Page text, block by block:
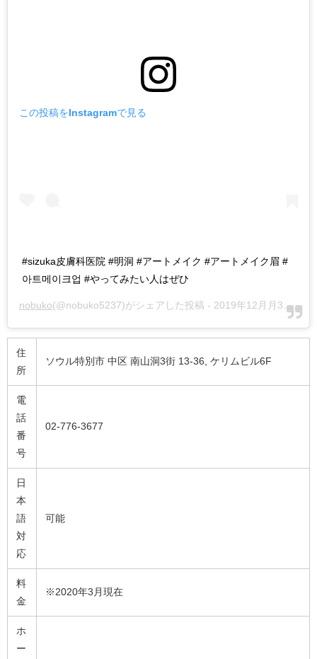
この投稿をInstagramで見る
#sizuka皮膚科医院 #明洞 #アートメイク #アートメイク眉 #
아트메이크업 #やってみたい人はぜひ
nobuko(@nobuko5237)がシェアした投稿 - 2019年12月月30日午前4時12分PST
住
所
ソウル特別市 中区 南山洞3街 13-36, ケリムビル6F
電
話
番
号
02-776-3677
日
本
語
対
応
可能
料
金
※2020年3月現在
ホ
ー